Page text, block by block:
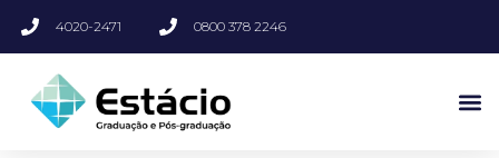
4020-2471 0800 378 2246